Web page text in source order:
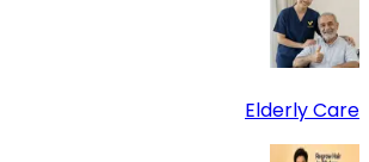
Elderly Care